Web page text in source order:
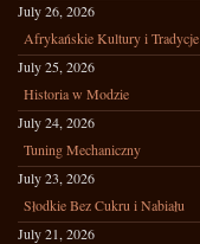
July 26, 2026
Afrykańskie Kultury i Tradycje
July 25, 2026
Historia w Modzie
July 24, 2026
Tuning Mechaniczny
July 23, 2026
Słodkie Bez Cukru i Nabiału
July 21, 2026